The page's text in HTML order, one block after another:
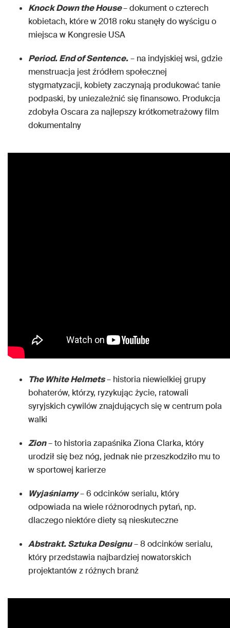
Knock Down the House– dokument o czterech
kobietach, które w 2018 roku stanęły do wyścigu o
miejsca w Kongresie USA
Period. End of Sentence.– na indyjskiej wsi, gdzie
menstruacja jest źródłem społecznej
stygmatyzacji, kobiety zaczynają produkować tanie
podpaski, by uniezależnić się finansowo. Produkcja
zdobyła Oscara za najlepszy krótkometrażowy film
dokumentalny
The White Helmets– historia niewielkiej grupy
bohaterów, którzy, ryzykując życie, ratowali
syryjskich cywilów znajdujących się w centrum pola
walki
Zion– to historia zapaśnika Ziona Clarka, który
urodził się bez nóg, jednak nie przeszkodziło mu to
w sportowej karierze
Wyjaśniamy– 6 odcinków serialu, który
odpowiada na wiele różnorodnych pytań, np.
dlaczego niektóre diety są nieskuteczne
Abstrakt. Sztuka Designu– 8 odcinków serialu,
który przedstawia najbardziej nowatorskich
projektantów z różnych branż